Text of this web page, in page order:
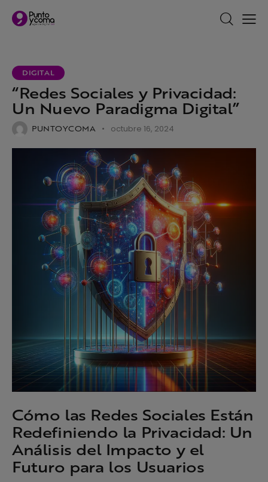
DIGITAL
“Redes Sociales y Privacidad:
Un Nuevo Paradigma Digital”
PUNTOYCOMA octubre 16, 2024
Cómo las Redes Sociales Están
Redefiniendo la Privacidad: Un
Análisis del Impacto y el
Futuro para los Usuarios